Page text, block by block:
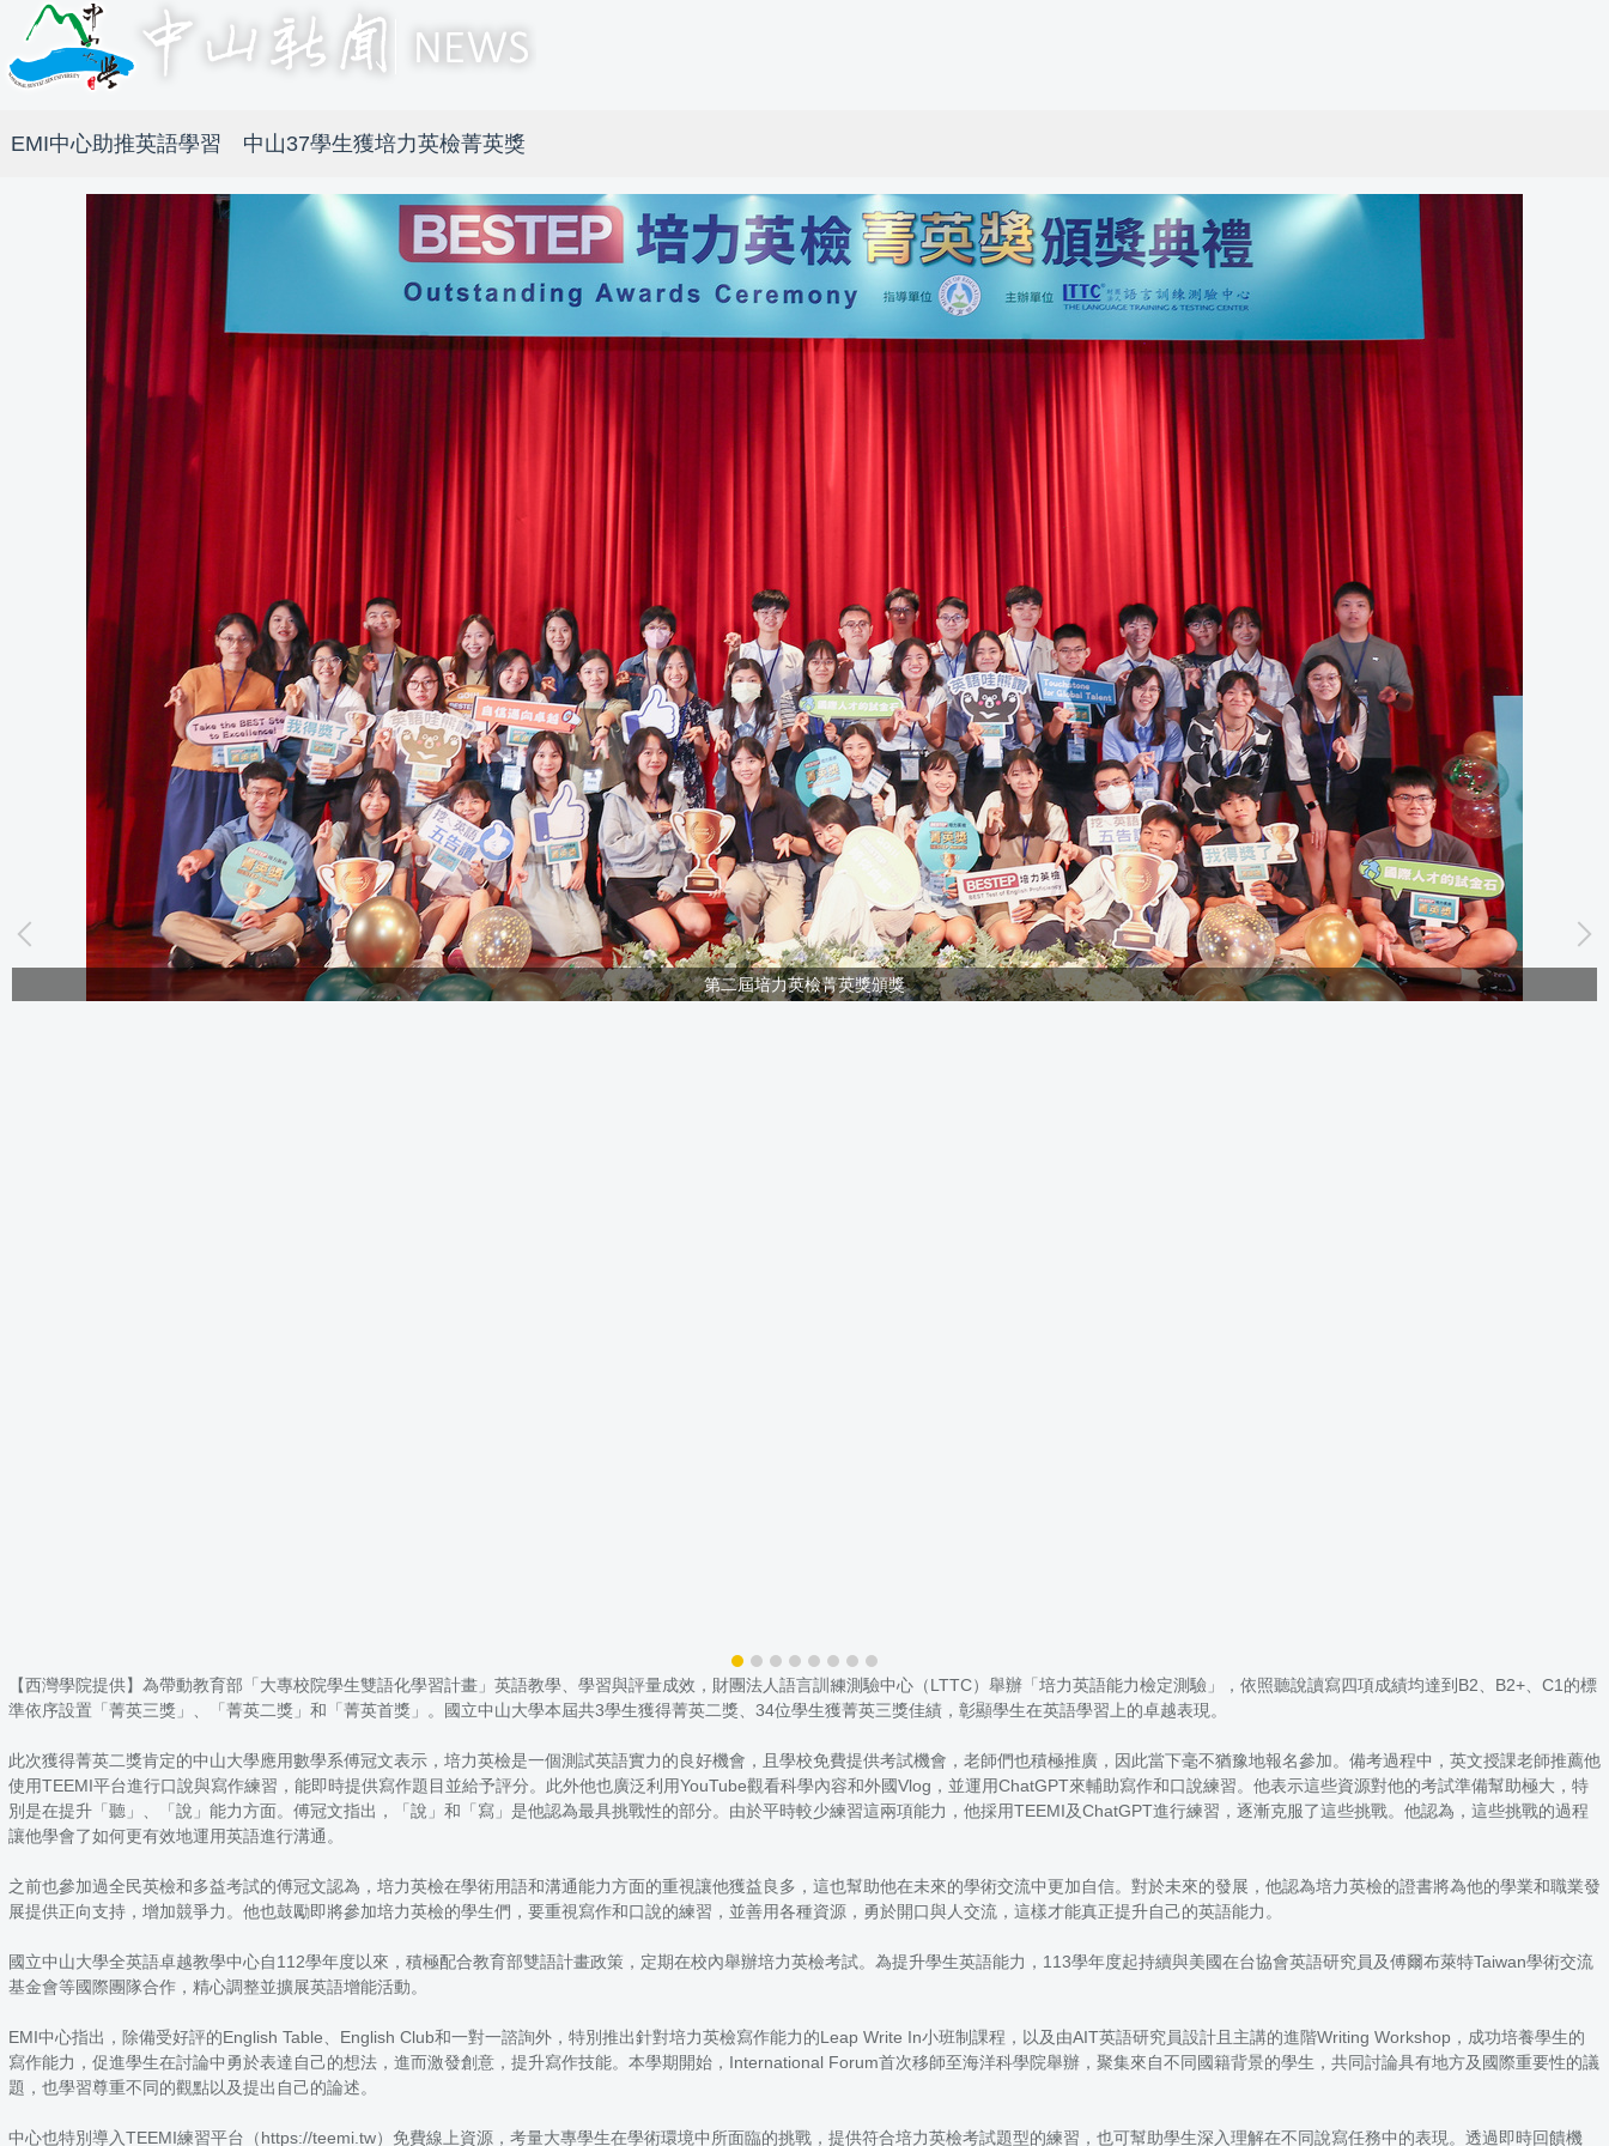
EMI中心助推英語學習 中山37學生獲培力英檢菁英獎
第二屆培力英檢菁英獎頒獎
【西灣學院提供】為帶動教育部「大專校院學生雙語化學習計畫」英語教學、學習與評量成效，財團法人語言訓練測驗中心（LTTC）舉辦「培力英語能力檢定測驗」，依照聽說讀寫四項成績均達到B2、B2+、C1的標
準依序設置「菁英三獎」、「菁英二獎」和「菁英首獎」。國立中山大學本屆共3學生獲得菁英二獎、34位學生獲菁英三獎佳績，彰顯學生在英語學習上的卓越表現。
此次獲得菁英二獎肯定的中山大學應用數學系傅冠文表示，培力英檢是一個測試英語實力的良好機會，且學校免費提供考試機會，老師們也積極推廣，因此當下毫不猶豫地報名參加。備考過程中，英文授課老師推薦他
使用TEEMI平台進行口說與寫作練習，能即時提供寫作題目並給予評分。此外他也廣泛利用YouTube觀看科學內容和外國Vlog，並運用ChatGPT來輔助寫作和口說練習。他表示這些資源對他的考試準備幫助極大，特
別是在提升「聽」、「說」能力方面。傅冠文指出，「說」和「寫」是他認為最具挑戰性的部分。由於平時較少練習這兩項能力，他採用TEEMI及ChatGPT進行練習，逐漸克服了這些挑戰。他認為，這些挑戰的過程
讓他學會了如何更有效地運用英語進行溝通。
之前也參加過全民英檢和多益考試的傅冠文認為，培力英檢在學術用語和溝通能力方面的重視讓他獲益良多，這也幫助他在未來的學術交流中更加自信。對於未來的發展，他認為培力英檢的證書將為他的學業和職業發
展提供正向支持，增加競爭力。他也鼓勵即將參加培力英檢的學生們，要重視寫作和口說的練習，並善用各種資源，勇於開口與人交流，這樣才能真正提升自己的英語能力。
國立中山大學全英語卓越教學中心自112學年度以來，積極配合教育部雙語計畫政策，定期在校內舉辦培力英檢考試。為提升學生英語能力，113學年度起持續與美國在台協會英語研究員及傅爾布萊特Taiwan學術交流
基金會等國際團隊合作，精心調整並擴展英語增能活動。
EMI中心指出，除備受好評的English Table、English Club和一對一諮詢外，特別推出針對培力英檢寫作能力的Leap Write In小班制課程，以及由AIT英語研究員設計且主講的進階Writing Workshop，成功培養學生的
寫作能力，促進學生在討論中勇於表達自己的想法，進而激發創意，提升寫作技能。本學期開始，International Forum首次移師至海洋科學院舉辦，聚集來自不同國籍背景的學生，共同討論具有地方及國際重要性的議
題，也學習尊重不同的觀點以及提出自己的論述。
中心也特別導入TEEMI練習平台（https://teemi.tw）免費線上資源，考量大專學生在學術環境中所面臨的挑戰，提供符合培力英檢考試題型的練習，也可幫助學生深入理解在不同說寫任務中的表現。透過即時回饋機